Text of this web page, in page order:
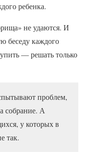
ребенка.
не удаются. И
беседу каждого
— решать только
проблем,
собрание. А
у которых в
так.